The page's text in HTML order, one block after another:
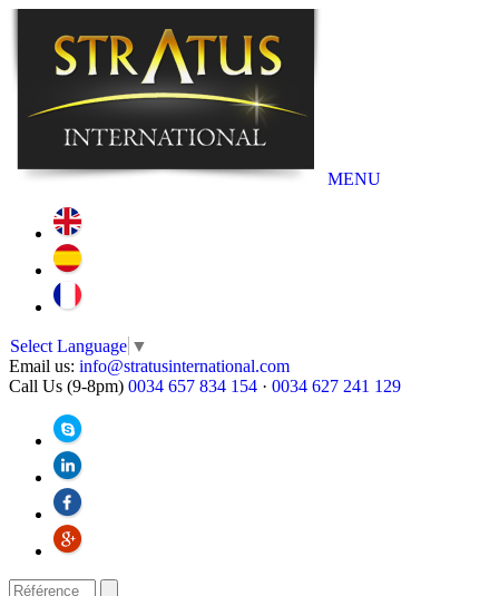
MENU
Select Language ▼
Email us: info@stratusinternational.com
Call Us (9-8pm) 0034 657 834 154 · 0034 627 241 129